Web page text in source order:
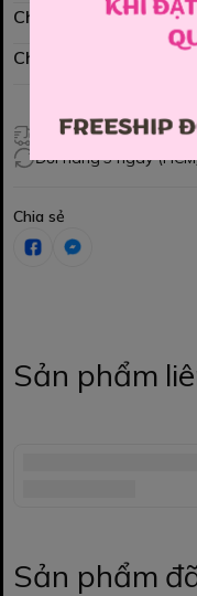
Chính sách mua hàng
Chính sách đổi hàng
Giao hàng toàn quốc
Đổi hàng 3 ngày
Chia sẻ
Sản phẩm
Sản phẩm